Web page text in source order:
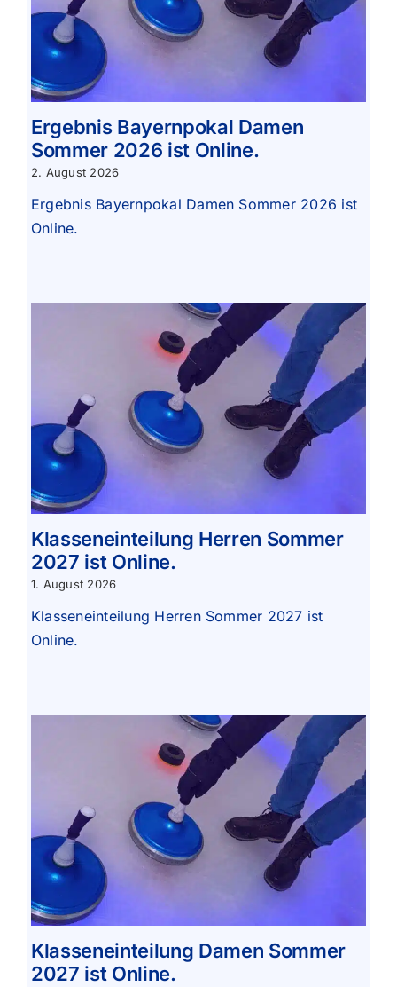
Ergebnis Bayernpokal Damen
Sommer 2026 ist Online.
2. August 2026
Ergebnis Bayernpokal Damen Sommer 2026 ist
Online.
Klasseneinteilung Herren Sommer
2027 ist Online.
1. August 2026
Klasseneinteilung Herren Sommer 2027 ist
Online.
Klasseneinteilung Damen Sommer
2027 ist Online.